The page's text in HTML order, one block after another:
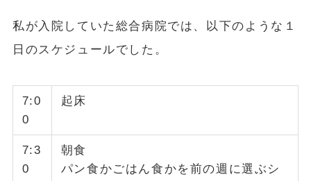
私が入院していた総合病院では、以下のような１
日のスケジュールでした。
7:0
0
起床
7:3
0
朝食
パン食かごはん食かを前の週に選ぶシ